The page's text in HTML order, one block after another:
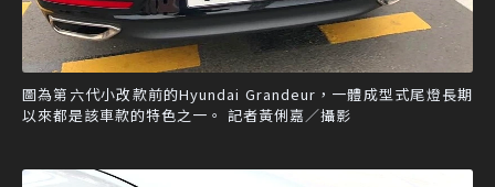
圖為第六代小改款前的Hyundai Grandeur，一體成型式尾燈長期
以來都是該車款的特色之一。 記者黃俐嘉／攝影